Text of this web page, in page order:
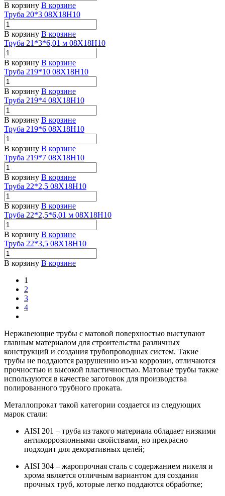
В корзину В корзине
Труба 20*3 08Х18Н10
В корзину В корзине
Труба 21*3*6,01 м 08Х18Н10
В корзину В корзине
Труба 219*10 08Х18Н10
В корзину В корзине
Труба 219*4 08Х18Н10
В корзину В корзине
Труба 219*6 08Х18Н10
В корзину В корзине
Труба 219*7 08Х18Н10
В корзину В корзине
Труба 22*2,5 08Х18Н10
В корзину В корзине
Труба 22*2,5*6,01 м 08Х18Н10
В корзину В корзине
Труба 22*3,5 08Х18Н10
В корзину В корзине
1
2
3
4
Нержавеющие трубы с матовой поверхностью выступают
главным материалом для строительства различных
конструкций и создания трубопроводных систем. Такие
трубы не поддаются разрушению из-за коррозии, отличаются
прочностью и высокой пластичностью. Матовые трубы также
используются в качестве заготовок для производства
полированного трубного проката.
Металлопрокат такой категории создается из следующих
марок стали:
AISI 201 – труба из такого материала обладает низкими
антикоррозионными свойствами, но прекрасно
подходит для декоративных целей;
AISI 304 – жаропрочная сталь с содержанием никеля и
хрома является отличным вариантом для создания
прочных труб, которые легко поддаются обработке;